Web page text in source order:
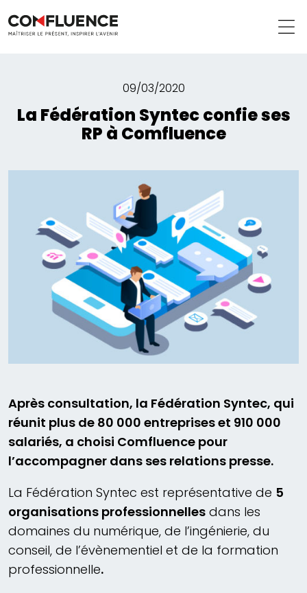
09/03/2020
La Fédération Syntec confie ses
RP à Comfluence
Après consultation, la Fédération Syntec, qui
réunit plus de 80 000 entreprises et 910 000
salariés, a choisi Comfluence pour
l’accompagner dans ses relations presse.
La Fédération Syntec est représentative de 5
organisations professionnelles dans les
domaines du numérique, de l’ingénierie, du
conseil, de l’évènementiel et de la formation
professionnelle.